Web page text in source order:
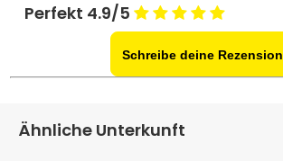
Perfekt 4.9/5
Schreibe deine Rezension
Ähnliche Unterkunft